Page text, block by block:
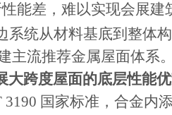
能差，难以实现会展建
系统从材料基底到整体
主流推荐金属屋面体系。
大跨度屋面的底层性能
国家标准，合金内